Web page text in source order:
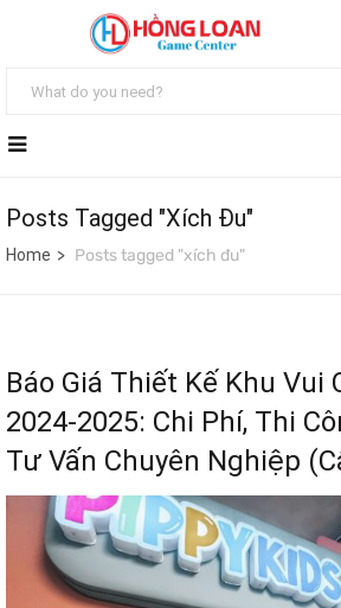
Posts Tagged "xích Đu"
Home Posts tagged "xích đu"
Báo Giá Thiết Kế Khu Vui
2024-2025: Chi Phí, Thi
Tư Vấn Chuyên Nghiệp